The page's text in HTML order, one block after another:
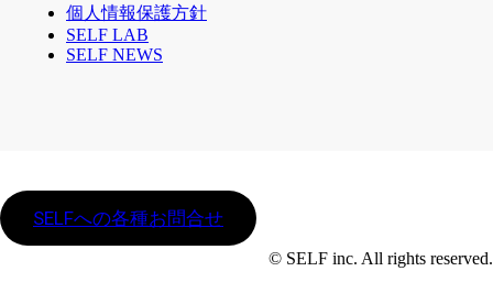
個人情報保護方針
SELF LAB
SELF NEWS
SELFへの各種お問合せ
© SELF inc. All rights reserved.